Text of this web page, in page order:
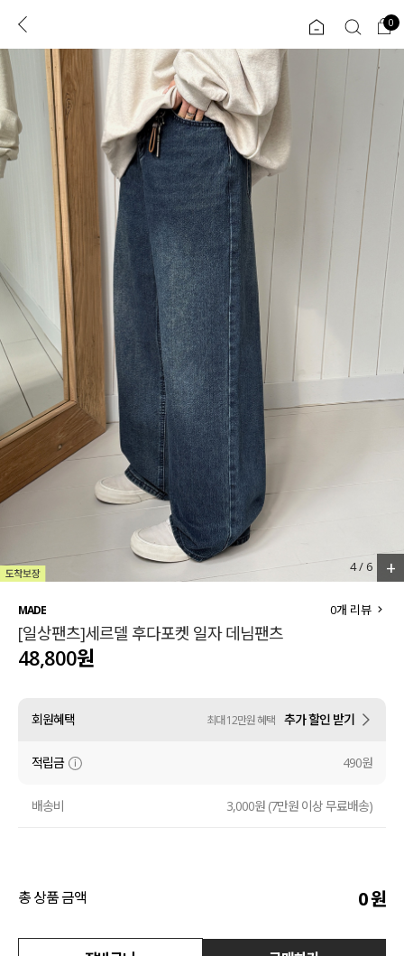
로그인 0
TW
콘텐츠 리뷰 & 혜택 플러스핏 회원혜택
CATEGORY COMMUNITY
도착보장⚡
인플루언서 pick!
신상 5%
베스트
MADE
세트할인 ~30%
하객룩
110사이즈
티셔츠
셔츠
원피스
니트
ALL
익스클루시브
아우터
티셔츠
니트
블라우스
원피스
팬츠
스커트
언더웨어
0
4/ 6 +
MADE
[일상팬츠]세르델 후다포켓 일자 데님팬츠
0개 리뷰
48,800원
회원혜택 최대 12만원 혜택 추가 할인 받기
적립금 490원
배송비 3,000원 (7만원 이상 무료배송)
총 상품 금액 0원